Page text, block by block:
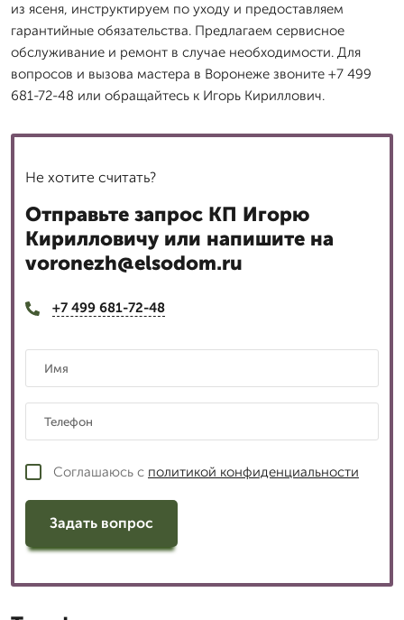
из ясеня, инструктируем по уходу и предоставляем
гарантийные обязательства. Предлагаем сервисное
обслуживание и ремонт в случае необходимости. Для
вопросов и вызова мастера в Воронеже звоните +7 499
681-72-48 или обращайтесь к Игорь Кириллович.
Не хотите считать?
Отправьте запрос КП Игорю
Кирилловичу или напишите на
voronezh@elsodom.ru
+7 499 681-72-48
Соглашаюсь с политикой конфиденциальности
Задать вопрос